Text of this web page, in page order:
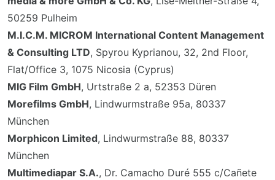
50259 Pulheim
M.I.C.M. MICROM International Content Management
& Consulting LTD, Spyrou Kyprianou, 32, 2nd Floor,
Flat/Office 3, 1075 Nicosia (Cyprus)
MIG Film GmbH, Urtstraße 2 a, 52353 Düren
Morefilms GmbH, Lindwurmstraße 95a, 80337
München
Morphicon Limited, Lindwurmstraße 88, 80337
München
Multimediapar S.A., Dr. Camacho Duré 555 c/Cañete